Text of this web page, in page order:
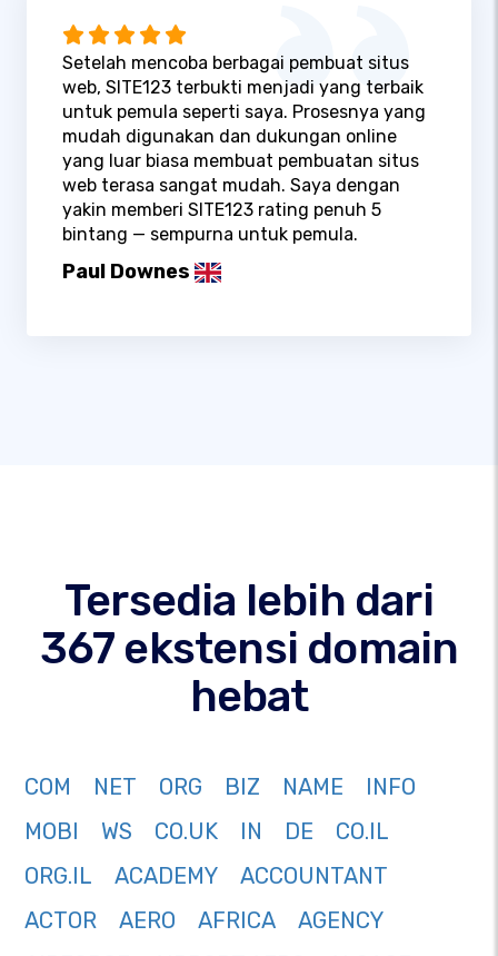
Setelah mencoba berbagai pembuat situs
web, SITE123 terbukti menjadi yang terbaik
untuk pemula seperti saya. Prosesnya yang
mudah digunakan dan dukungan online
yang luar biasa membuat pembuatan situs
web terasa sangat mudah. Saya dengan
yakin memberi SITE123 rating penuh 5
bintang — sempurna untuk pemula.
Paul Downes
Tersedia lebih dari
367 ekstensi domain
hebat
COM NET ORG BIZ NAME
INFO
MOBI
WS CO.UK IN DE
CO.IL
ORG.IL
ACADEMY
ACCOUNTANT
ACTOR
AERO AFRICA
AGENCY